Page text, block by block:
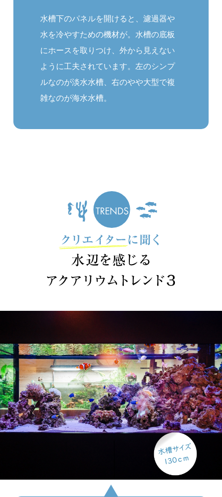
水槽下のパネルを開けると、濾過器や
水を冷やすための機材が。水槽の底板
にホースを取りつけ、外から見えない
ように工夫されています。左のシンプ
ルなのが淡水水槽、右のやや大型で複
雑なのが海水水槽。